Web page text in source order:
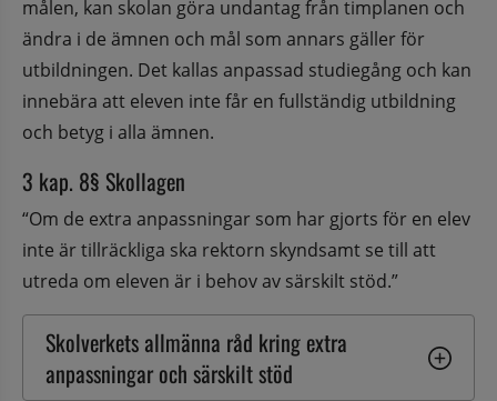
målen, kan skolan göra undantag från timplanen och
ändra i de ämnen och mål som annars gäller för
utbildningen. Det kallas anpassad studiegång och kan
innebära att eleven inte får en fullständig utbildning
och betyg i alla ämnen.
3 kap. 8§ Skollagen
“Om de extra anpassningar som har gjorts för en elev
inte är tillräckliga ska rektorn skyndsamt se till att
utreda om eleven är i behov av särskilt stöd.”
Skolverkets allmänna råd kring extra
anpassningar och särskilt stöd